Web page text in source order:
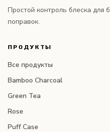
Простой контроль блеска для
поправок.
ПРОДУКТЫ
Все продукты
Bamboo Charcoal
Green Tea
Rose
Puff Case